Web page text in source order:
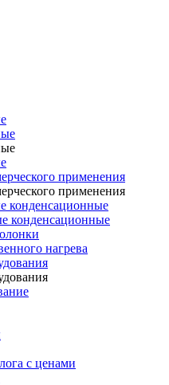
применения
применения
конденсационные
конденсационные
нагрева
с ценами